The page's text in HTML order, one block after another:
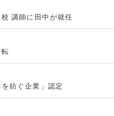
講師に田中が就任
紡ぐ企業」認定